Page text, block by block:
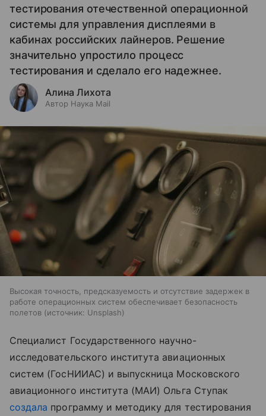
тестирования отечественной операционной
системы для управления дисплеями в
кабинах российских лайнеров. Решение
значительно упростило процесс
тестирования и сделало его надежнее.
Алина Лихота
Автор Наука Mail
Высокая точность, предсказуемость и отсутствие задержек в
работе операционных систем обеспечивает безопасность
полетов
источник: Unsplash
Специалист Государственного научно-
исследовательского института авиационных
систем (ГосНИИАС) и выпускница Московского
авиационного института (МАИ) Ольга Ступак
создала программу и методику для тестирования